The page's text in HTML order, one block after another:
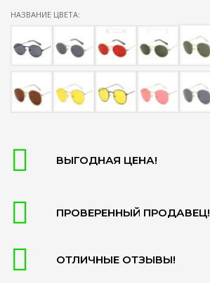
НАЗВАНИЕ ЦВЕТА:
ВЫГОДНАЯ ЦЕНА!
ПРОВЕРЕННЫЙ ПРОДАВЕЦ!
ОТЛИЧНЫЕ ОТЗЫВЫ!